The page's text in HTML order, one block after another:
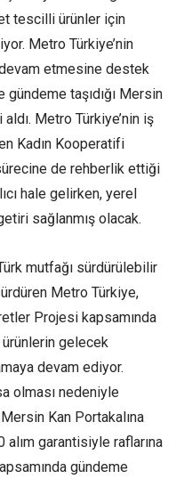
tescilli ürünler için
Metro Türkiye’nin
etmesine destek
taşıdığı Mersin
Metro Türkiye’nin iş
Kadın Kooperatifi
de rehberlik ettiği
hale gelirken, yerel
sağlanmış olacak.
mutfağı sürdürülebilir
Metro Türkiye,
Projesi kapsamında
gelecek
devam ediyor.
olması nedeniyle
Kan Portakalına
garantisiyle raflarına
gündeme